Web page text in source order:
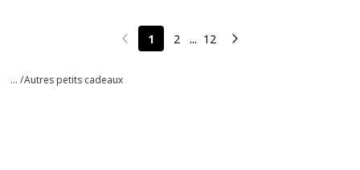
Page précédente
1 2 ... 12 Page suivante
... /Autres petits cadeaux